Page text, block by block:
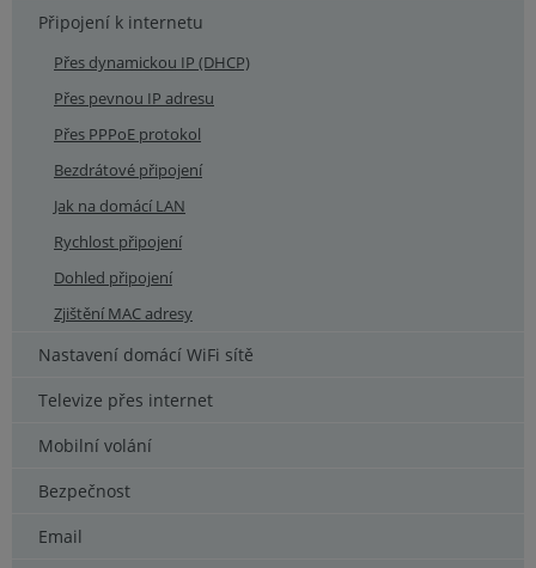
Připojení k internetu
Přes dynamickou IP (DHCP)
Přes pevnou IP adresu
Přes PPPoE protokol
Bezdrátové připojení
Jak na domácí LAN
Rychlost připojení
Dohled připojení
Zjištění MAC adresy
Nastavení domácí WiFi sítě
Televize přes internet
Mobilní volání
Bezpečnost
Email